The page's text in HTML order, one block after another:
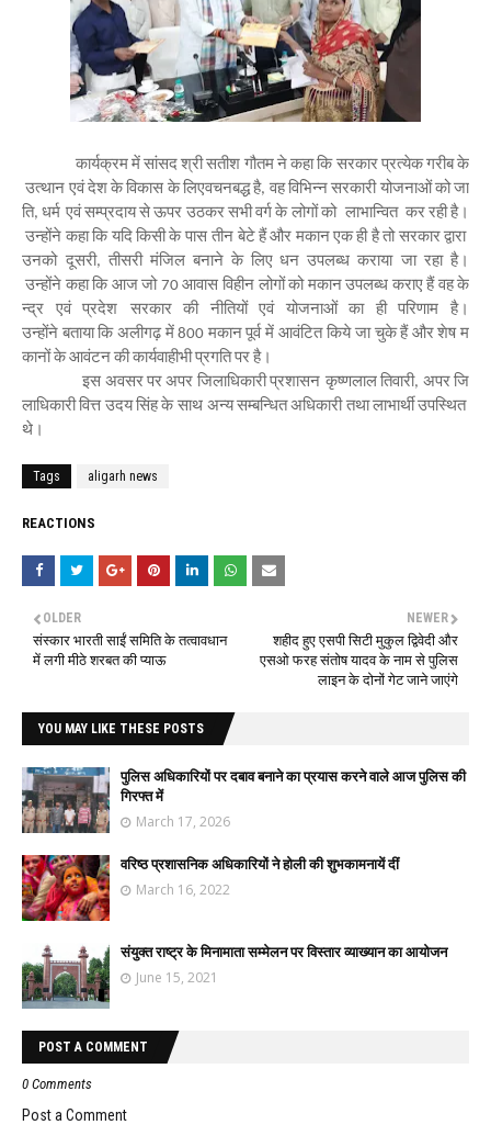
कार्यक्रम में सांसद श्रीसतीश गौतम ने कहा किसरकारप्रत्येकगरीबके
उत्थान एवं देश के विकास के लिएवचनबद्ध है, वह विभिन्न सरकारी योजनाओं को जा
ति,धर्म एवं सम्प्रदाय से ऊपर उठकर सभी वर्ग के लोगों कोलाभान्वितकर रही है।
उन्होंने कहा कि यदि किसी के पासतीन बेटे हैं और मकान एक ही है तो सरकार द्वारा
उनको दूसरी, तीसरी मंजिल बनाने के लिए धन उपलब्ध करायाजा रहा है।
उन्होंने कहा कि आज जो70आवास विहीन लोगों को मकान उपलब्ध कराए हैं वह के
न्द्र
एवं प्रदेश सरकार की नीतियों एवं योजनाओं का ही परिणाम
है।
उन्होंने बताया कि अलीगढ़ में800 मकान पूर्व में आवंटितकिये जा चुके हैं और शेष म
कानोंकेआवंटनकीकार्यवाहीभीप्रगतिपरहै।
इस अवसर पर अपर जिलाधिकारी प्रशासन कृष्णलाल तिवारी, अपर जि
लाधिकारी वित्त उदय सिंह केसाथ अन्य सम्बन्धित अधिकारी तथा लाभार्थी उपस्थित
थे।
Tags aligarh news
REACTIONS
NEWER
शहीद हुए एसपी सिटी मुकुल द्विवेदी और
एसओ फरह संतोष यादव के नाम से पुलिस
लाइन के दोनों गेट जाने जाएंगे
OLDER
संस्कार भारती साईं समिति के तत्वावधान
में लगी मीठे शरबत की प्याऊ
YOU MAY LIKE THESE POSTS
पुलिस अधिकारियों पर दबाव बनाने का प्रयास करने वाले आज पुलिस की
गिरफ्त में
March 17, 2026
वरिष्ठ प्रशासनिक अधिकारियों ने होली की शुभकामनायें दीं
March 16, 2022
संयुक्त राष्ट्र के मिनामाता सम्मेलन पर विस्तार व्याख्यान का आयोजन
June 15, 2021
POST A COMMENT
0 Comments
Post a Comment